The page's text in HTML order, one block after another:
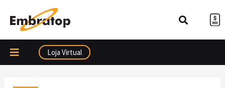
para
conteúdo
Loja Virtual